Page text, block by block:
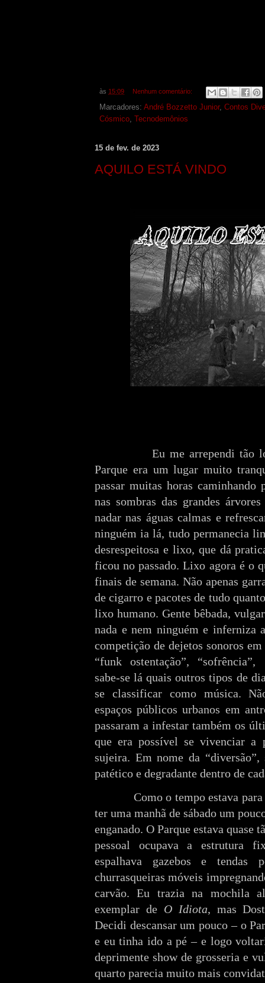
às 15:09 Nenhum comentário:
Marcadores: André Bozzetto Junior, Contos
Cósmico Tecnodemônios
15 de fev. de 2023
AQUILO ESTÁ VINDO
Eu me arrependi tão logo
Parque era um lugar muito
passar muitas horas caminhando
nas sombras das grandes
nadar nas águas calmas e
ninguém ia lá, tudo permanecia
desrespeitosa e lixo, que dá
ficou no passado. Lixo agora é o
finais de semana. Não apenas
de cigarro e pacotes de tudo
lixo humano. Gente bêbada,
nada e nem ninguém e inferniza
competição de dejetos sonoros
“funk ostentação”,
sabe-se lá quais outros tipos de
se classificar como música.
espaços públicos urbanos em
passaram a infestar também os
que era possível se vivenciar a
sujeira. Em nome da
patético e degradante dentro de
Como o tempo estava para
ter uma manhã de sábado um
enganado. O Parque estava quase
pessoal ocupava a estrutura
espalhava gazebos e
churrasqueiras móveis
carvão. Eu trazia na mochila
exemplar de O Idiota, mas
Decidi descansar um pouco – o
e eu tinha ido a pé – e logo
deprimente show de grosseria e
quarto parecia muito mais